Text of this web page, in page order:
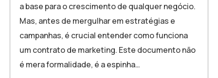
a base para o crescimento de qualquer negócio.
Mas, antes de mergulhar em estratégias e
campanhas, é crucial entender como funciona
um contrato de marketing. Este documento não
é mera formalidade, é a espinha…